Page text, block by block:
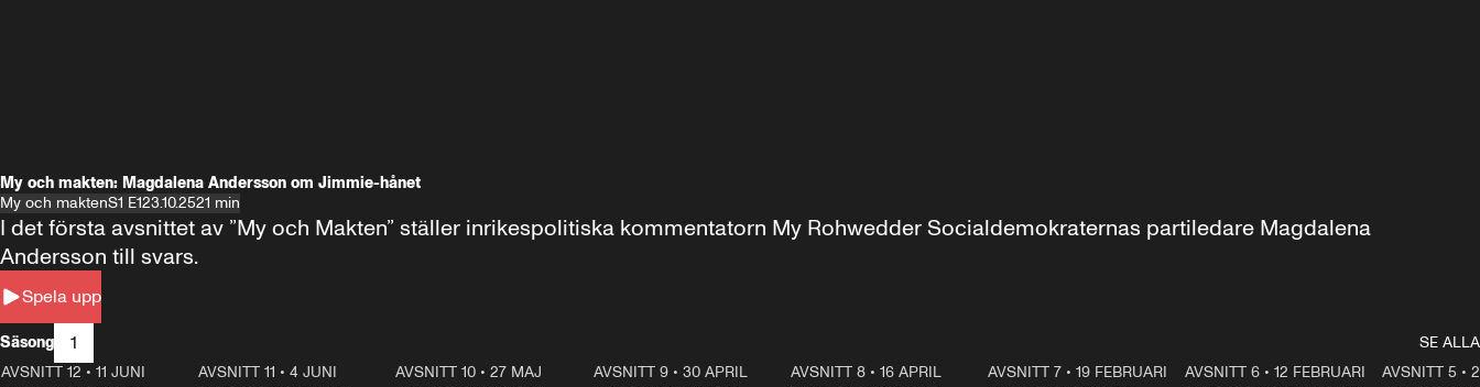
My och makten: Magdalena Andersson om Jimmie-hånet
My och maktenS1 E123.10.2521 min
Spela upp
I det första avsnittet av ”My och Makten” ställer inrikespolitiska kommentatorn My Rohwedder Socialdemokraternas partiledare Magdalena
Andersson till svars.
Säsong 1
SE ALLA
26:27
AVSNITT 12 • 11 JUNI 23:40
AVSNITT 11 •4 JUNI AVSNITT 10 •27 MAJ AVSNITT 9• 30 APRIL AVSNITT 8• 16 APRIL 24:30
AVSNITT 7• 19 FEBRUARI 27:30
AVSNITT 6 •12 FEBRUARI AVSNITT 5 •